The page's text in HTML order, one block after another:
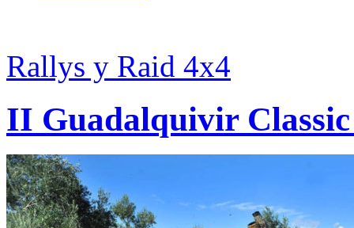
Rallys y Raid 4x4
II Guadalquivir